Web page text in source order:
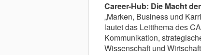
Career-Hub: Die Macht
„Marken, Business und
lautet das Leitthema des
Kommunikation,
Wissenschaft und